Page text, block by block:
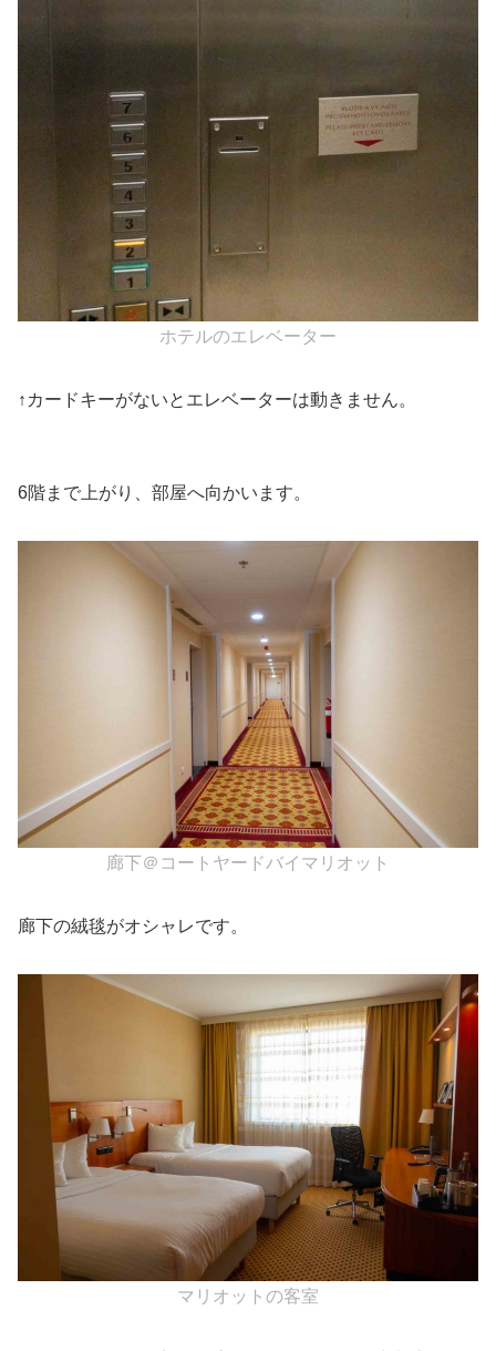
ホテルのエレベーター
↑カードキーがないとエレベーターは動きません。
6階まで上がり、部屋へ向かいます。
廊下＠コートヤードバイマリオット
廊下の絨毯がオシャレです。
マリオットの客室